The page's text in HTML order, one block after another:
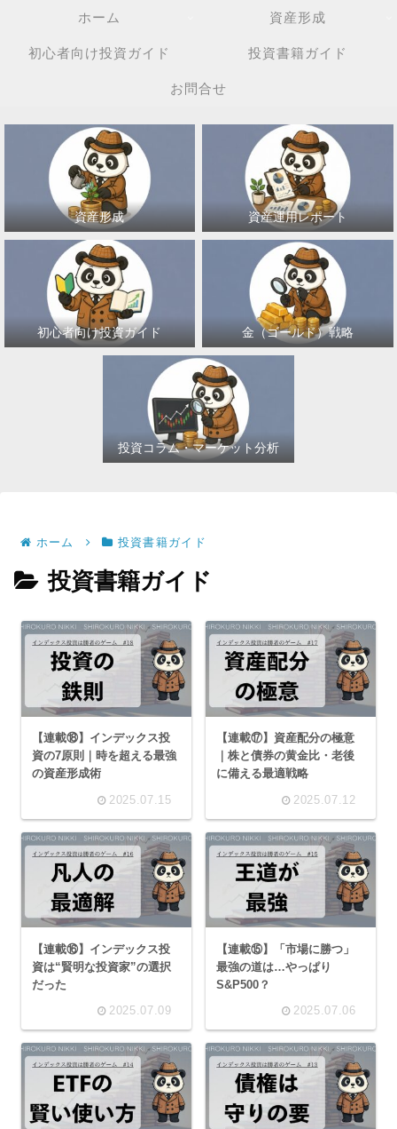
ホーム 資産形成
初心者向け投資ガイド 投資書籍ガイド
お問合せ
資産形成 資産運用レポート
初心者向け投資ガイド 金（ゴールド）戦略
投資コラム・マーケット分析
ホーム 投資書籍ガイド
投資書籍ガイド
【連載⑱】インデックス投
資の7原則｜時を超える最強
の資産形成術
2025.07.15
【連載⑰】資産配分の極意
｜株と債券の黄金比・老後
に備える最適戦略
2025.07.12
【連載⑯】インデックス投
資は“賢明な投資家”の選択
だった
2025.07.09
【連載⑮】「市場に勝つ」
最強の道は…やっぱり
S&P500？
2025.07.06